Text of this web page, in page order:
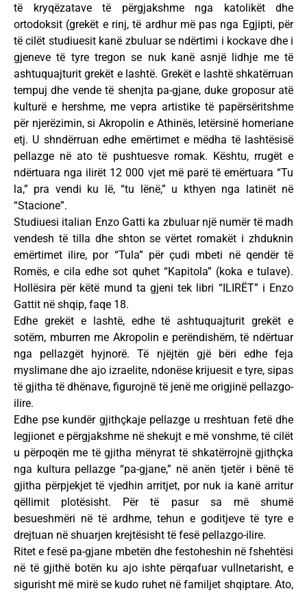
të kryqëzatave të përgjakshme nga katolikët dhe
ortodoksit (grekët e rinj, të ardhur më pas nga Egjipti, për
të cilët studiuesit kanë zbuluar se ndërtimi i kockave dhe i
gjeneve të tyre tregon se nuk kanë asnjë lidhje me të
ashtuquajturit grekët e lashtë. Grekët e lashtë shkatërruan
tempuj dhe vende të shenjta pa-gjane, duke groposur atë
kulturë e hershme, me vepra artistike të papërsëritshme
për njerëzimin, si Akropolin e Athinës, letërsinë homeriane
etj. U shndërruan edhe emërtimet e mëdha të lashtësisë
pellazge në ato të pushtuesve romak. Kështu, rrugët e
ndërtuara nga ilirët 12 000 vjet më parë të emërtuara “Tu
la,” pra vendi ku lë, “tu lënë,” u kthyen nga latinët në
“Stacione”.
Studiuesi italian Enzo Gatti ka zbuluar një numër të madh
vendesh të tilla dhe shton se vërtet romakët i zhduknin
emërtimet ilire, por “Tula” për çudi mbeti në qendër të
Romës, e cila edhe sot quhet “Kapitola” (koka e tulave).
Hollësira për këtë mund ta gjeni tek libri “ILIRËT” i Enzo
Gattit në shqip, faqe 18.
Edhe grekët e lashtë, edhe të ashtuquajturit grekët e
sotëm, mburren me Akropolin e perëndishëm, të ndërtuar
nga pellazgët hyjnorë. Të njëjtën gjë bëri edhe feja
myslimane dhe ajo izraelite, ndonëse krijuesit e tyre, sipas
të gjitha të dhënave, figurojnë të jenë me origjinë pellazgo-
ilire.
Edhe pse kundër gjithçkaje pellazge u rreshtuan fetë dhe
legjionet e përgjakshme në shekujt e më vonshme, të cilët
u përpoqën me të gjitha mënyrat të shkatërrojnë gjithçka
nga kultura pellazge “pa-gjane,” në anën tjetër i bënë të
gjitha përpjekjet të vjedhin arritjet, por nuk ia kanë arritur
qëllimit plotësisht. Për të pasur sa më shumë
besueshmëri në të ardhme, tehun e goditjeve të tyre e
drejtuan në shuarjen krejtësisht të fesë pellazgo-ilire.
Ritet e fesë pa-gjane mbetën dhe festoheshin në fshehtësi
në të gjithë botën ku ajo ishte përqafuar vullnetarisht, e
sigurisht më mirë se kudo ruhet në familjet shqiptare. Ato,